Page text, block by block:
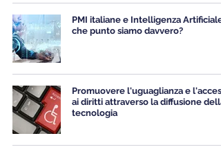
PMI italiane e Intelligenza Artificiale:
che punto siamo davvero?
Promuovere l'uguaglianza e
ai diritti attraverso la diffusione della
tecnologia